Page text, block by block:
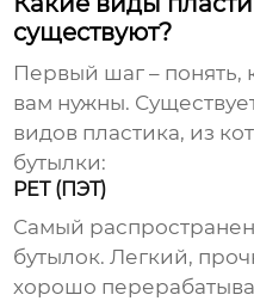
существуют?
Первый шаг – понять,
вам нужны.
видов пластика, из
бутылки:
PET (ПЭТ)
Самый
бутылок. Легкий,
хорошо